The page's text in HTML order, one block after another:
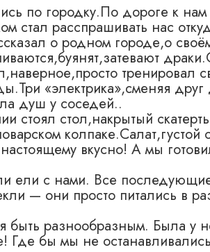
по городку.По дороге к
стал расспрашивать нас
о родном городе,о
тренировал
«электрика»,сменяя друг
душ у соседей..
стол,накрытый
колпаке.Салат,густой
вкусно! А мы
ели с нами. Все
— они просто питались в
разнообразным. Была у
бы мы не